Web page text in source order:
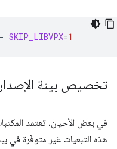
SKIP_LIBVPX=1
تخصيص بيئة الإصدار
في بعض الأحيان، تعتمد